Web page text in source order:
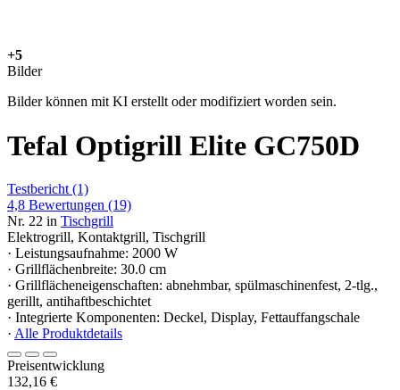
+5
Bilder
Bilder können mit KI erstellt oder modifiziert worden sein.
Tefal Optigrill Elite GC750D
Testbericht (1)
4,8 Bewertungen (19)
Nr. 22 in Tischgrill
Elektrogrill, Kontaktgrill, Tischgrill
· Leistungsaufnahme: 2000 W
· Grillflächenbreite: 30.0 cm
· Grillflächeneigenschaften: abnehmbar, spülmaschinenfest, 2-tlg.,
gerillt, antihaftbeschichtet
· Integrierte Komponenten: Deckel, Display, Fettauffangschale
· Alle Produktdetails
Preisentwicklung
132,16 €